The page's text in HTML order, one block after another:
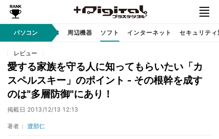
パソコン
クノロジ AI PC 周辺機器 ソフト インターネット セキュリティ
レビュー
愛する家族を守る人に知ってもらいたい「カ
スペルスキー」のポイント - その根幹を成す
のは"多層防御"にあり！
掲載日 2013/12/13 12:13
著者： 渡部仁